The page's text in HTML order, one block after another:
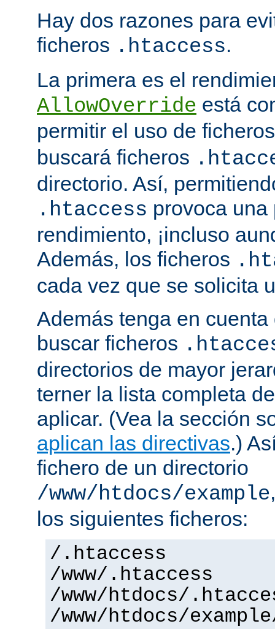
Hay dos razones para
ficheros .htaccess.
La primera es el
AllowOverride está
permitir el uso de
buscará ficheros
directorio. Así,
.htaccess provoca una
rendimiento, ¡incluso
Además, los ficheros
cada vez que se solicita
Además tenga en
buscar ficheros
directorios de mayor
terner la lista completa
aplicar. (Vea la sección
aplican las directivas.)
fichero de un directorio
/www/htdocs/example
los siguientes ficheros:
/.htaccess
/www/.htaccess
/www/htdocs/
/www/htdocs/